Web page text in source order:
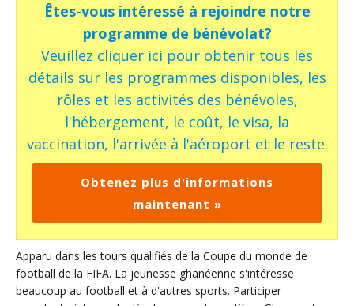
Êtes-vous intéressé à rejoindre notre
programme de bénévolat?
Veuillez cliquer ici pour obtenir tous les
détails sur les programmes disponibles, les
rôles et les activités des bénévoles,
l'hébergement, le coût, le visa, la
vaccination, l'arrivée à l'aéroport et le reste.
Obtenez plus d'informations
maintenant »
Apparu dans les tours qualifiés de la Coupe du monde de
football de la FIFA. La jeunesse ghanéenne s'intéresse
beaucoup au football et à d'autres sports. Participer